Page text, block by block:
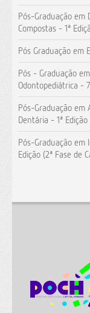
Pós-Graduação em
Compostas - 1ª
Pós Graduação em
Pós - Graduação
Odontopediátrica -
Pós-Graduação em
Dentária - 1ª
Pós-Graduação
Edição (2ª Fase de